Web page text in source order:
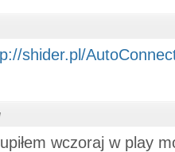
shider.pl/
wczoraj w play